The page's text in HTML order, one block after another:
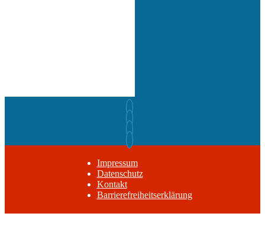
Impressum
Datenschutz
Kontakt
Barrierefreiheitserklärung